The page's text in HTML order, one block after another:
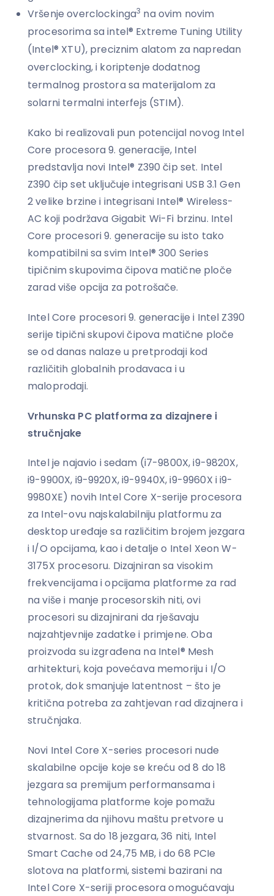
Vršenje overclockinga3 na ovim novim
procesorima sa intel® Extreme Tuning Utility
(Intel® XTU), preciznim alatom za napredan
overclocking, i koriptenje dodatnog
termalnog prostora sa materijalom za
solarni termalni interfejs (STIM).
Kako bi realizovali pun potencijal novog Intel
Core procesora 9. generacije, Intel
predstavlja novi Intel® Z390 čip set. Intel
Z390 čip set uključuje integrisani USB 3.1 Gen
2 velike brzine i integrisani Intel® Wireless-
AC koji podržava Gigabit Wi-Fi brzinu. Intel
Core procesori 9. generacije su isto tako
kompatibilni sa svim Intel® 300 Series
tipičnim skupovima čipova matične ploče
zarad više opcija za potrošače.
Intel Core procesori 9. generacije i Intel Z390
serije tipični skupovi čipova matične ploče
se od danas nalaze u pretprodaji kod
različitih globalnih prodavaca i u
maloprodaji.
Vrhunska PC platforma za dizajnere i
stručnjake
Intel je najavio i sedam (i7-9800X, i9-9820X,
i9-9900X, i9-9920X, i9-9940X, i9-9960X i i9-
9980XE) novih Intel Core X-serije procesora
za Intel-ovu najskalabilniju platformu za
desktop uređaje sa različitim brojem jezgara
i I/O opcijama, kao i detalje o Intel Xeon W-
3175X procesoru. Dizajniran sa visokim
frekvencijama i opcijama platforme za rad
na više i manje procesorskih niti, ovi
procesori su dizajnirani da rješavaju
najzahtjevnije zadatke i primjene. Oba
proizvoda su izgrađena na Intel® Mesh
arhitekturi, koja povećava memoriju i I/O
protok, dok smanjuje latentnost – što je
kritična potreba za zahtjevan rad dizajnera i
stručnjaka.
Novi Intel Core X-series procesori nude
skalabilne opcije koje se kreću od 8 do 18
jezgara sa premijum performansama i
tehnologijama platforme koje pomažu
dizajnerima da njihovu maštu pretvore u
stvarnost. Sa do 18 jezgara, 36 niti, Intel
Smart Cache od 24,75 MB, i do 68 PCIe
slotova na platformi, sistemi bazirani na
Intel Core X-seriji procesora omogućavaju